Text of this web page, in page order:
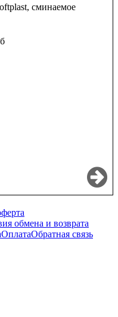
сминаемое
обмена и возврата
ОплатаОбратная связь